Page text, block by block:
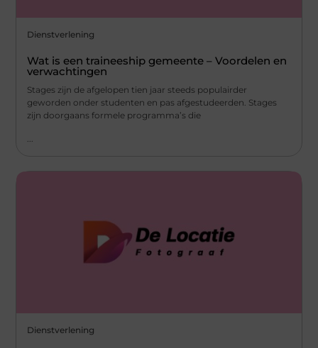
Dienstverlening
Wat is een traineeship gemeente – Voordelen en
verwachtingen
Stages zijn de afgelopen tien jaar steeds populairder
geworden onder studenten en pas afgestudeerden. Stages
zijn doorgaans formele programma’s die
Dienstverlening